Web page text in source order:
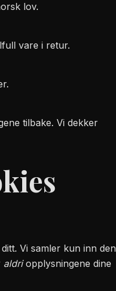
lov.
vare i retur.
tilbake. Vi dekker
Vi samler kun inn den
aldriopplysningene dine